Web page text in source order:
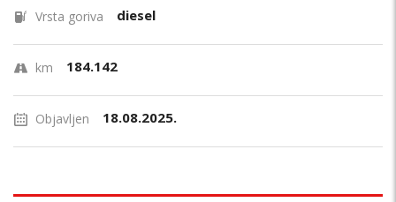
Vrsta goriva diesel
km 184.142
Objavljen 18.08.2025.